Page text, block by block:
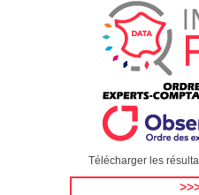
Télécharger les